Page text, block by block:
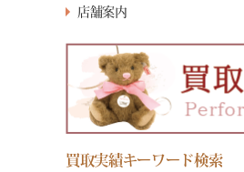
店舗案内
買取実績キーワード検索